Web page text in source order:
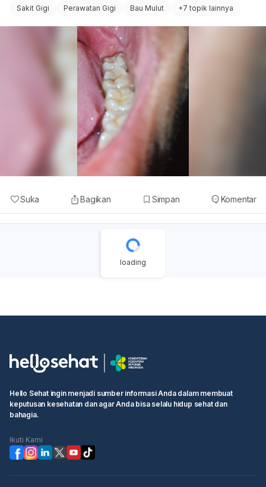
kompres hangat jika rasa sakit disertai pembengkakan
diulang 1-2 jam sekali
Dapat ditambah dengan mengkonsumsi obat
Paracetamol atau Asam mefenamat jika perlu, untuk
mengurangi rasa sakit Anda, namun sebelumnya pastikan
Anda tidak memiliki alergi atau kondisi tubuh yang
kontraindikasi terhadap obat tersebut.
Sakit Gigi Perawatan Gigi Bau Mulut +7 topik lainnya
Suka Bagikan Simpan Komentar
loading
Hello Sehat ingin menjadi sumber informasi Anda dalam membuat
keputusan kesehatan dan agar Anda bisa selalu hidup sehat dan
bahagia.
Ikuti Kami